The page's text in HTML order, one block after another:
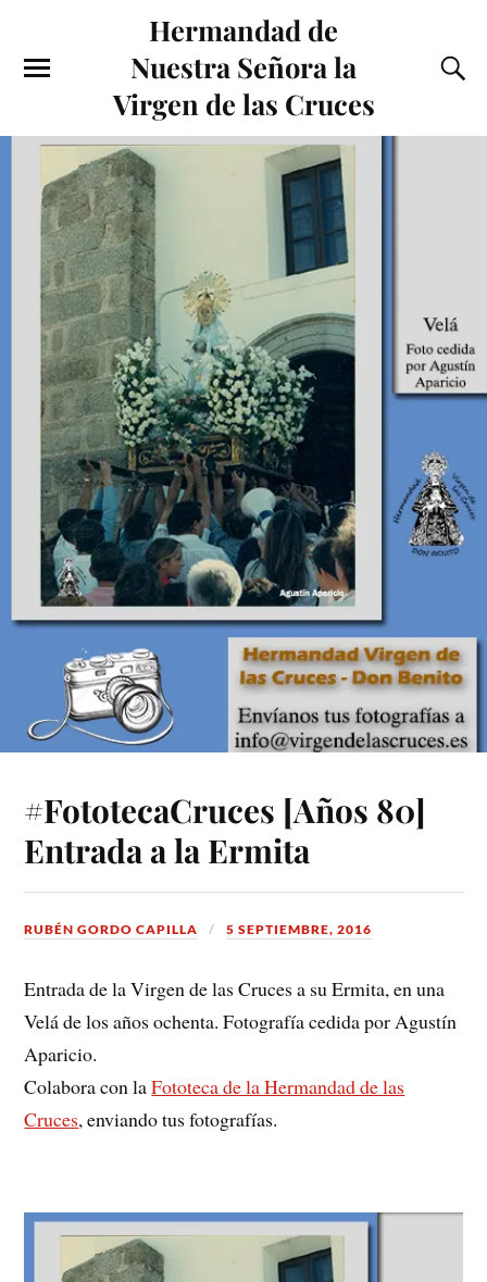
Hermandad de
Nuestra Señora la
Virgen de las Cruces
#FototecaCruces [Años 80]
Entrada a la Ermita
RUBÉN GORDO CAPILLA 5 SEPTIEMBRE, 2016
Entrada de la Virgen de las Cruces a su Ermita, en una
Velá de los años ochenta. Fotografía cedida por Agustín
Aparicio.
Colabora con laFototeca de la Hermandad de las
Cruces, enviando tus fotografías.